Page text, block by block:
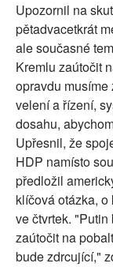
Upozornil na
pětadvacetkrát
ale současné
Kremlu zaútočit
opravdu
velení a řízení,
dosahu,
Upřesnil, že
HDP namísto
předložil
klíčová otázka,
ve čtvrtek.
zaútočit na
bude zdrcující,"